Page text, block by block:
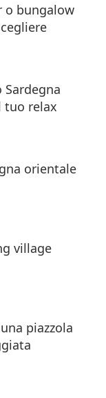
o bungalow
tuo relax
orientale
village
piazzola